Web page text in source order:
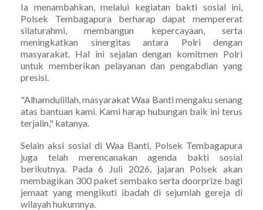
Ia menambahkan, melalui kegiatan bakti sosial ini,
Polsek Tembagapura berharap dapat mempererat
silaturahmi, membangun kepercayaan, serta
meningkatkan sinergitas antara Polri dengan
masyarakat. Hal ini sejalan dengan komitmen Polri
untuk memberikan pelayanan dan pengabdian yang
presisi.
"Alhamdulillah, masyarakat Waa Banti mengaku senang
atas bantuan kami. Kami harap hubungan baik ini terus
terjalin," katanya.
Selain aksi sosial di Waa Banti, Polsek Tembagapura
juga telah merencanakan agenda bakti sosial
berikutnya. Pada 6 Juli 2026, jajaran Polsek akan
membagikan 300 paket sembako serta doorprize bagi
jemaat yang mengikuti ibadah di sejumlah gereja di
wilayah hukumnya.